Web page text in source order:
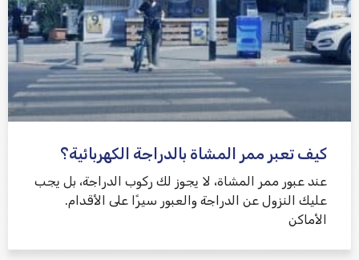
كيف تعبر ممر المشاة بالدراجة الكهربائية؟
عند عبور ممر المشاة، لا يجوز لك ركوب الدراجة، بل يجب
عليك النزول عن الدراجة والعبور سيرًا على الأقدام.
الأماكن